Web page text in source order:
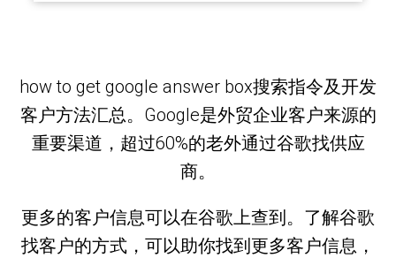
how to get google answer box搜索指令及开发
客户方法汇总。Google是外贸企业客户来源的
重要渠道，超过60%的老外通过谷歌找供应
商。
更多的客户信息可以在谷歌上查到。了解谷歌
找客户的方式，可以助你找到更多客户信息，